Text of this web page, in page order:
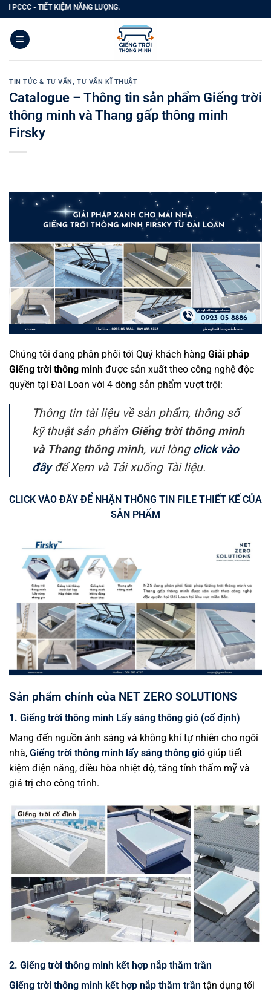
Bỏ
qua
nội
dung
- TIẾT KIỆM NĂNG LƯỢNG.
TIN TỨC & TƯ VẤN,TƯ VẤN KĨ THUẬT
Catalogue – Thông tin sản phẩm Giếng trời
thông minh và Thang gấp thông minh
Firsky
Chúng tôi đang phân phối tới Quý khách hàng Giải pháp
Giếng trời thông minh được sản xuất theo công nghệ độc
quyền tại Đài Loan với 4 dòng sản phẩm vượt trội:
Thông tin tài liệu về sản phẩm, thông số
kỹ thuật sản phẩmGiếng trời thông minh
và Thang thông minh, vui lòng click vào
đâyđể Xem và Tải xuống Tài liệu.
CLICK VÀO ĐÂY ĐỂ NHẬN THÔNG TIN FILE THIẾT KẾ CỦA
SẢN PHẨM
Sản phẩm chính của NET ZERO SOLUTIONS
1. Giếng trời thông minh Lấy sáng thông gió (cố định)
Mang đến nguồn ánh sáng và không khí tự nhiên cho ngôi
nhà, Giếng trời thông minh lấy sáng thông gió giúp tiết
kiệm điện năng, điều hòa nhiệt độ, tăng tính thẩm mỹ và
giá trị cho công trình.
2. Giếng trời thông minh kết hợp nắp thăm trần
Giếng trời thông minh kết hợp nắp thăm trần tận dụng tối